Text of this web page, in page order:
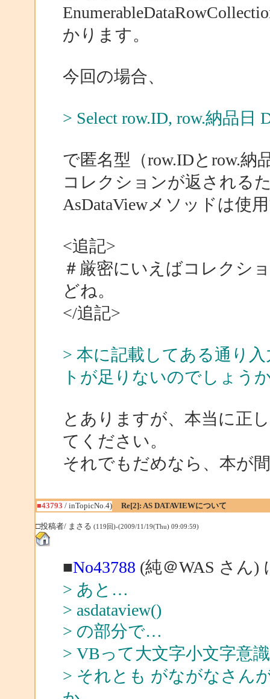
かります。
今回の場合、
> Select row.ID, row.納品日
で匿名型（row.IDとrow.
コレクションが返される
AsDataViewメソッドは使
<追記>
＃厳密にいえばコレクシ
どね。
</追記>
> 本に記載してある通り
トが足りないのでしょう
とありますが、本当に正
てください。
それでもだめなら、本が
■43793 / inTopicNo.4) Re[2]: AS DATAVIEWについて
□投稿者/ まさる (119回)-(2009/11/19(Thu) 09:09:59)
■No43788 (純＠WAS さん)
> あと…
> asdataview()
> の部分で…
> VBって大文字小文字意
> それとも がながなさん